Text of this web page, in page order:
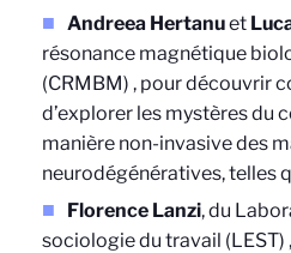
Andreea Hertanuet
résonance magnétique
(CRMBM) , pour découvrir
d’explorer les mystères du
manière non-invasive des
neurodégénératives, telles
Florence Lanzi, du
sociologie du travail (LEST)